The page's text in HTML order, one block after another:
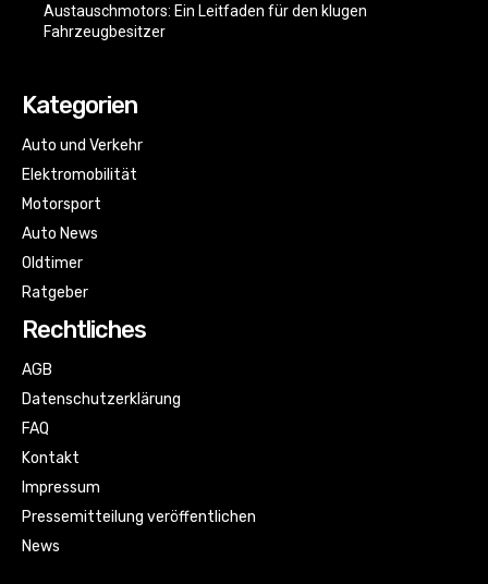
Austauschmotors: Ein Leitfaden für den klugen
Fahrzeugbesitzer
Kategorien
Auto und Verkehr
Elektromobilität
Motorsport
Auto News
Oldtimer
Ratgeber
Rechtliches
AGB
Datenschutzerklärung
FAQ
Kontakt
Impressum
Pressemitteilung veröffentlichen
News